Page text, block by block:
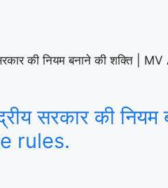
सरकार की नियम बनाने की
सरकार की
rules.